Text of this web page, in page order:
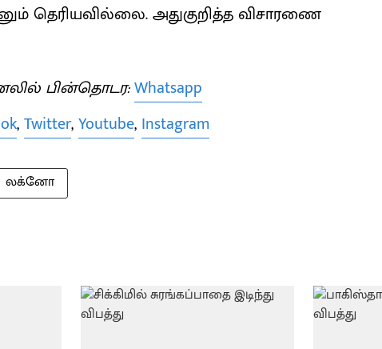
தெரியவில்லை. அதுகுறித்த விசாரணை
பின்தொடர:Whatsapp
,Twitter,Youtube, Instagram
லக்னோ